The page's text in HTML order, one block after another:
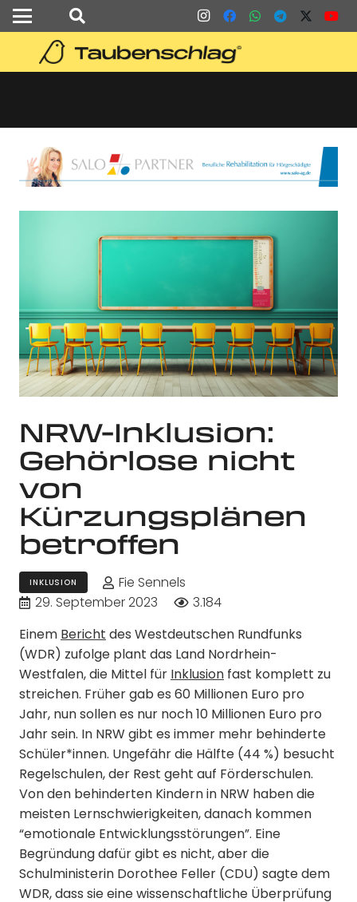
NRW-Inklusion:
Gehörlose nicht
von
Kürzungsplänen
betroffen
INKLUSION
Fie Sennels
29. September 2023
3.184
Einem Bericht des Westdeutschen Rundfunks
(WDR) zufolge plant das Land Nordrhein-
Westfalen, die Mittel für Inklusion fast komplett zu
streichen. Früher gab es 60 Millionen Euro pro
Jahr, nun sollen es nur noch 10 Millionen Euro pro
Jahr sein. In NRW gibt es immer mehr behinderte
Schüler*innen. Ungefähr die Hälfte (44 %) besucht
Regelschulen, der Rest geht auf Förderschulen.
Von den behinderten Kindern in NRW haben die
meisten Lernschwierigkeiten, danach kommen
“emotionale Entwicklungsstörungen”. Eine
Begründung dafür gibt es nicht, aber die
Schulministerin Dorothee Feller (CDU) sagte dem
WDR, dass sie eine wissenschaftliche Überprüfung